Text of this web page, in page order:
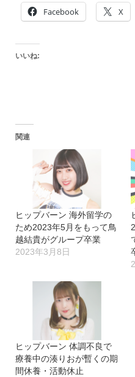
Facebook X
いいね:
関連
ヒップバーン 海外留学の
ため2023年5月をもって鳥
越結貴がグループ卒業
2023年3月8日
ヒップバーン 体調不良で
療養中の湊りおが暫くの期
間休養・活動休止